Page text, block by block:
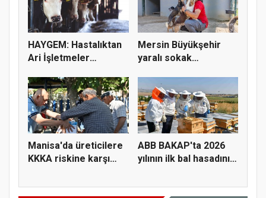
HAYGEM: Hastalıktan
Ari İşletmeler
Mersin Büyükşehir
yaralı sokak
Manisa'da üreticilere
KKKA riskine karşı
ABB BAKAP'ta 2026
yılının ilk bal hasadını